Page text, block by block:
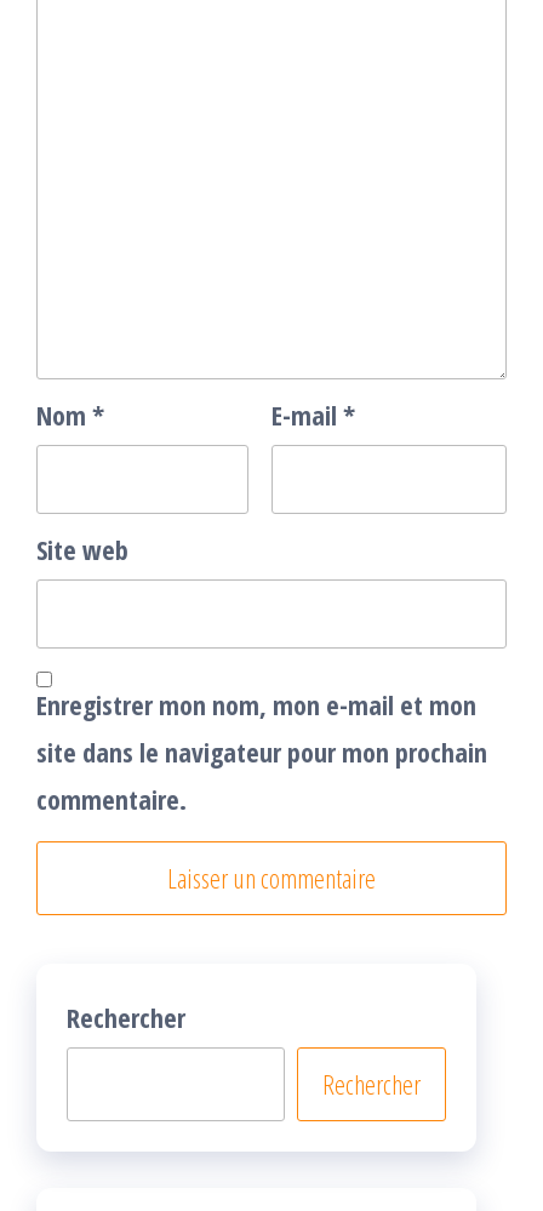
Nom * E-mail *
Site web
Enregistrer mon nom, mon e-mail et mon
site dans le navigateur pour mon prochain
commentaire.
Rechercher
Rechercher